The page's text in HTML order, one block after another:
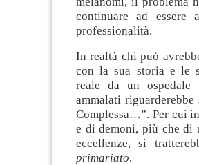
continuare ad
professionalità.
In realtà chi può
con la sua storia e le
reale da un ospedale
ammalati
Complessa…”. Per cui
e di demoni, più che di
eccellenze, si
primariato.